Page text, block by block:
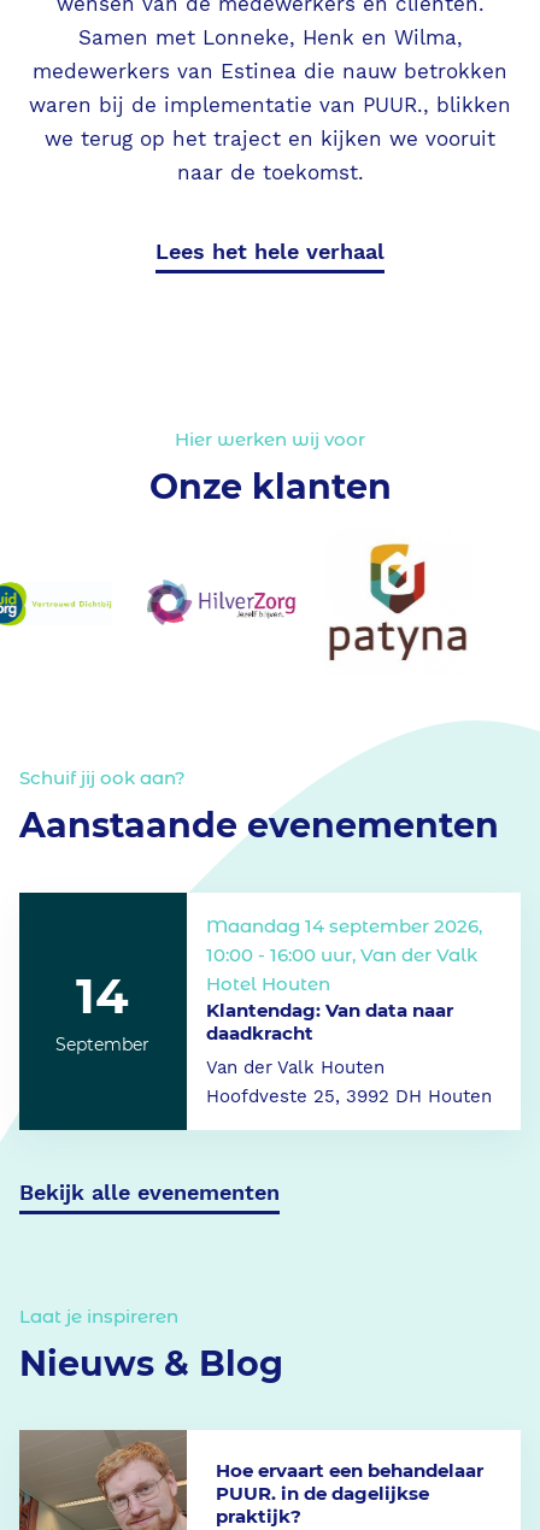
Samen met Lonneke, Henk en Wilma,
medewerkers van Estinea die nauw betrokken
waren bij de implementatie van PUUR., blikken
we terug op het traject en kijken we vooruit
naar de toekomst.
Lees het hele verhaal
Hier werken wij voor
Onze klanten
Schuif jij ook aan?
Aanstaande evenementen
14
September
Maandag 14 september 2026,
10:00 - 16:00 uur, Van der Valk
Hotel Houten
Klantendag: Van data naar
daadkracht
Van der Valk Houten
Hoofdveste 25, 3992 DH Houten
Bekijk alle evenementen
Laat je inspireren
Nieuws & Blog
Hoe ervaart een behandelaar
PUUR. in de dagelijkse
praktijk?